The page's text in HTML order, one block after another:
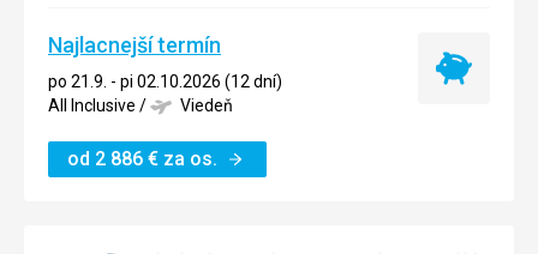
Najlacnejší termín
po 21.9. - pi 02.10.2026 (12 dní)
All Inclusive / Viedeň
od 2 886 € za os.
Najlacnejší